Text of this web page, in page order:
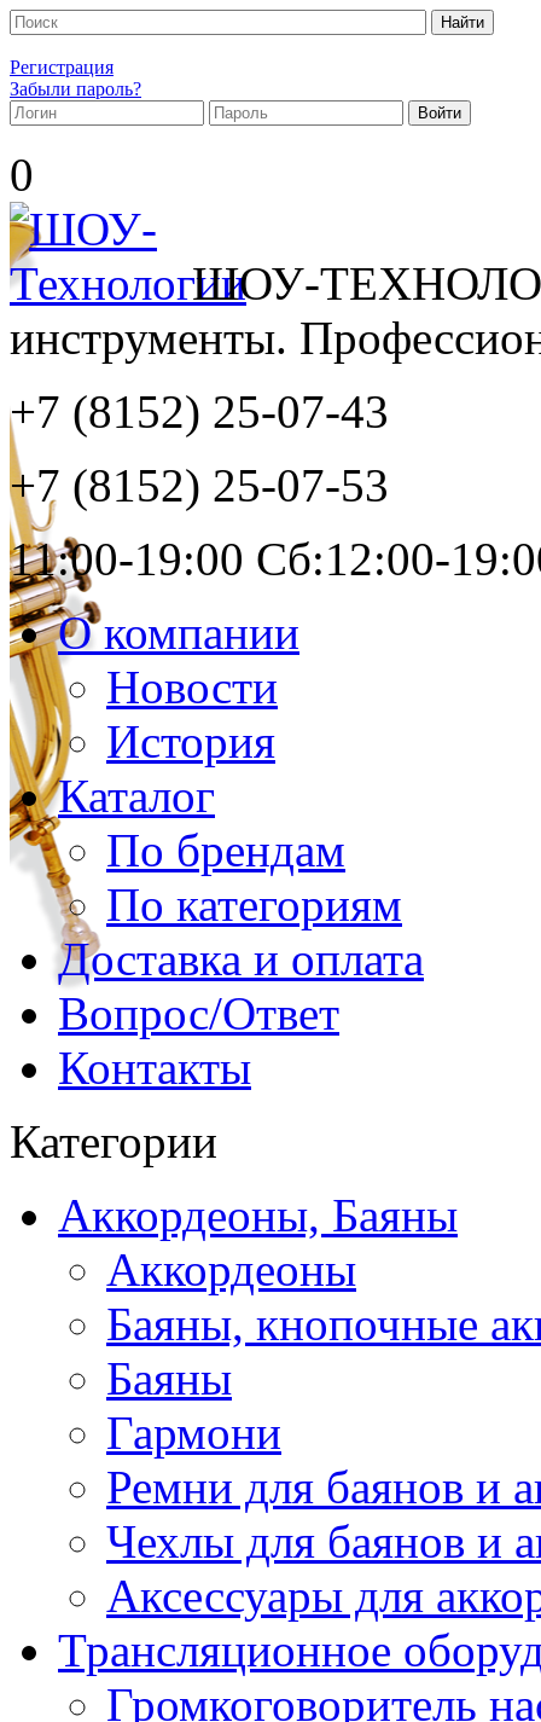
Регистрация
Забыли пароль?
0
ШОУ-
инструменты.
+7 (8152) 25-07-43
+7 (8152) 25-07-53
11:00-19:00 Сб:12:00-
О компании
Новости
История
Каталог
По брендам
По категориям
Доставка и оплата
Вопрос/Ответ
Контакты
Категории
Аккордеоны, Баяны
Аккордеоны
Баяны, кнопочные
Баяны
Гармони
Ремни для баянов и
Чехлы для баянов и
Аксессуары для
Трансляционное
Громкоговоритель